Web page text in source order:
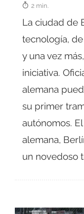
2 min.
La ciudad de
tecnología,
y una vez
iniciativa.
alemana
su primer
autónomos.
alemana,
un novedoso